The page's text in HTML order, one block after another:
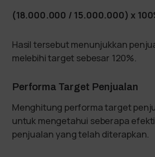
(18.000.000 / 15.000.000) x
Hasil tersebut menunjukkan
melebihi target sebesar 120%.
Performa Target Penjualan
Menghitung performa target
untuk mengetahui seberapa
penjualan yang telah diterapkan.